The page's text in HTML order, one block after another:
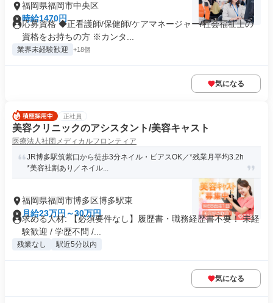
福岡県福岡市中央区
時給1470円
応募資格 ◆正看護師/保健師/ケアマネージャー/社会福祉士の
資格をお持ちの方 ※カンタ...
業界未経験歓迎 +18個
気になる
正社員
美容クリニックのアシスタント/美容キャスト
医療法人社団メディカルフロンティア
JR博多駅筑紫口から徒歩3分ネイル・ピアスOK／*残業月平均3.2h
*美容社割あり／ネイル...
福岡県福岡市博多区博多駅東
月給23万円～30万円
求める人材: 【必須要件なし】履歴書・職務経歴書不要！ 未経
験歓迎 / 学歴不問 /...
残業なし 駅近5分以内
気になる